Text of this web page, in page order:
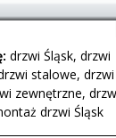
drzwi Śląsk, drzwi
stalowe, drzwi
zewnętrzne,
drzwi Śląsk